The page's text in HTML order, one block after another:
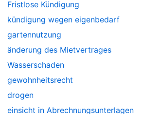
Fristlose Kündigung
kündigung wegen eigenbedarf
gartennutzung
änderung des Mietvertrages
Wasserschaden
gewohnheitsrecht
drogen
einsicht in Abrechnungsunterlagen